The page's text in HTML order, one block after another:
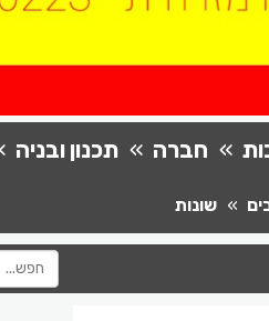
חברה תכנון ובניה
שונות